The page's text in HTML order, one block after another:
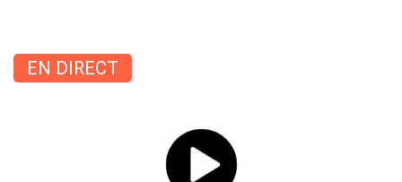
EN DIRECT